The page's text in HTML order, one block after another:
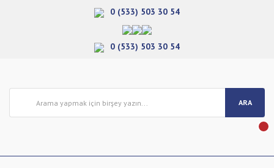
0 (533) 503 30 54
0 (533) 503 30 54
ARA